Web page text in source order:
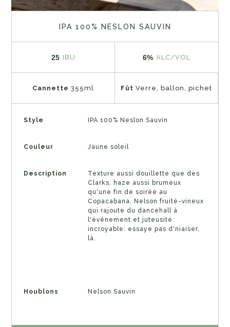
IPA 100% NESLON SAUVIN
25 IBU 6% ALC/VOL
Cannette355ml Fût Verre, ballon, pichet
Style IPA 100% Neslon Sauvin
Couleur Jaune soleil
Description
Texture aussi douillette que des
Clarks, haze aussi brumeux
qu'une fin de soirée au
Copacabana, Nelson fruité-vineux
qui rajoute du dancehall à
l'événement et juteusité
incroyable: essaye pas d'niaiser,
là.
Houblons Nelson Sauvin